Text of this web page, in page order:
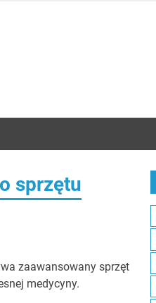
sprzętu
zaawansowany sprzęt
medycyny.